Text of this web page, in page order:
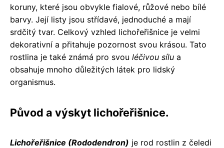
koruny, které jsou obvykle fialové, růžové nebo bílé
barvy. Její listy jsou střídavé, jednoduché a mají
srdčitý tvar. Celkový vzhled lichořeřišnice je velmi
dekorativní a přitahuje pozornost svou krásou. Tato
rostlina je také známá pro svou léčivou sílu a
obsahuje mnoho důležitých látek pro lidský
organismus.
Původ a výskyt lichořeřišnice.
Lichořeřišnice (Rododendron) je rod rostlin z čeledi